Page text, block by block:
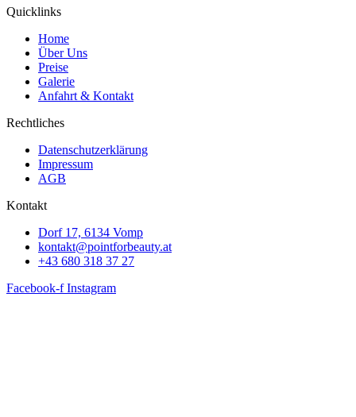
Quicklinks
Home
Über Uns
Preise
Galerie
Anfahrt & Kontakt
Rechtliches
Datenschutzerklärung
Impressum
AGB
Kontakt
Dorf 17, 6134 Vomp
kontakt@pointforbeauty.at
+43 680 318 37 27
Facebook-f Instagram